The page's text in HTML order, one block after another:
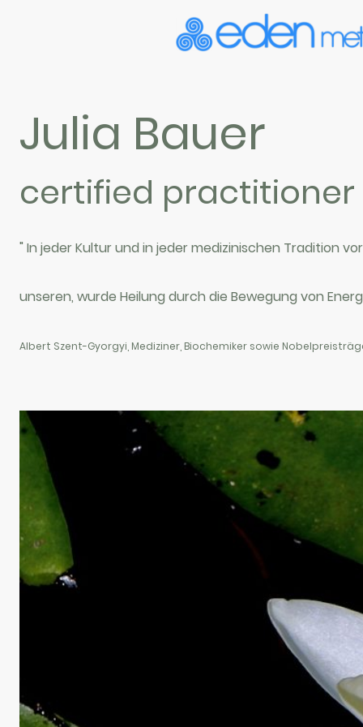
Julia Bauer
certified practitioner
" In jeder Kultur und in jeder medizinischen Tradition
unseren, wurde Heilung durch die Bewegung von
Albert Szent-Gyorgyi, Mediziner, Biochemiker sowie